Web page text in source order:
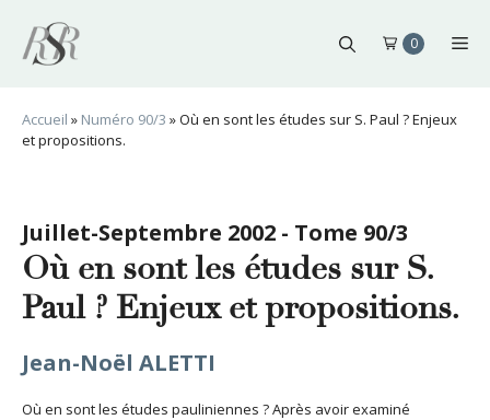
contenu
0
Accueil » Numéro 90/3 »Où en sont les études sur S. Paul ? Enjeux
et propositions.
Juillet-Septembre 2002 - Tome 90/3
Où en sont les études sur S.
Paul ? Enjeux et propositions.
Jean-Noël ALETTI
Où en sont les études pauliniennes ? Après avoir examiné